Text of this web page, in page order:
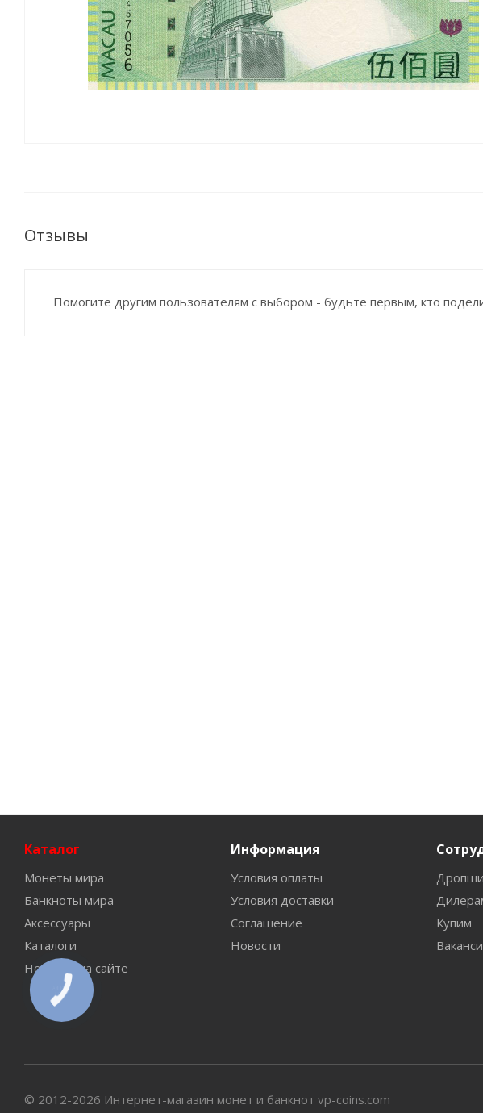
Отзывы
Помогите другим пользователям с выбором - будьте первым, кто
Каталог
Монеты мира
Банкноты мира
Аксессуары
Каталоги
Новинки на сайте
Информация
Условия оплаты
Условия доставки
Соглашение
Новости
Купим
© 2012-2026 Интернет-магазин монет и банкнот vp-coins.com
КНОПКА
СВЯЗИ